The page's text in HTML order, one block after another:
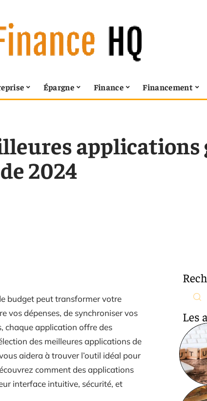
Épargne Finance Financement
applications
2024
budget peut transformer votre
vos dépenses, de synchroniser vos
chaque application offre des
des meilleures applications de
aidera à trouver l’outil idéal pour
comment des applications
interface intuitive, sécurité, et
Les